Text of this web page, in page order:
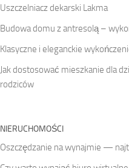
Uszczelniacz dekarski Lakma
Budowa domu z antresolą –
Klasyczne i eleganckie
Jak dostosować mieszkanie dla
rodziców
NIERUCHOMOŚCI
Oszczędzanie na wynajmie —